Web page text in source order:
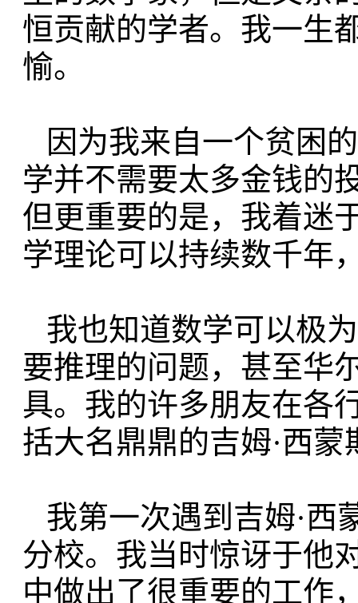
恒贡献的学者。我一生
愉。
因为我来自一个贫困
学并不需要太多金钱的
但更重要的是， 我着迷
学理论可以持续数千年
我也知道数学可以极
要推理的问题，甚至华
具。 我的许多朋友在各
括大名鼎鼎的吉姆·西蒙
我第一次遇到吉姆·西
分校。 我当时惊讶于他
中做出了很重要的工作